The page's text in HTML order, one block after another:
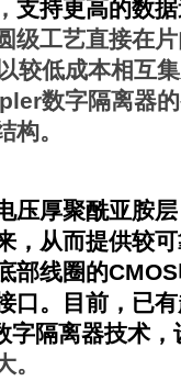
， 支持更高的数
级工艺直接在
较低成本相互
数字隔离器
。
压厚聚酰亚胺
，从而提供较
部线圈的CMOS
口。目前 ， 已
字隔离器技术，